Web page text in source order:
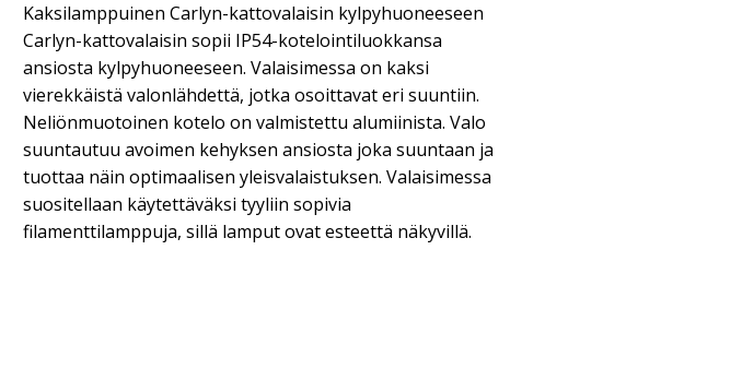
Kaksilamppuinen Carlyn-kattovalaisin kylpyhuoneeseen
Carlyn-kattovalaisin sopii IP54-kotelointiluokkansa
ansiosta kylpyhuoneeseen. Valaisimessa on kaksi
vierekkäistä valonlähdettä, jotka osoittavat eri suuntiin.
Neliönmuotoinen kotelo on valmistettu alumiinista. Valo
suuntautuu avoimen kehyksen ansiosta joka suuntaan ja
tuottaa näin optimaalisen yleisvalaistuksen. Valaisimessa
suositellaan käytettäväksi tyyliin sopivia
filamenttilamppuja, sillä lamput ovat esteettä näkyvillä.